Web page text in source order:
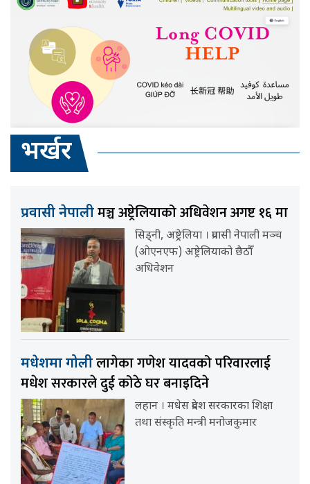
भर्खर
प्रवासी नेपालीमञ्च अष्ट्रेलियाको अधिवेशन अगष्ट १६ मा
सिड्नी, अष्ट्रेलिया । प्रवासी नेपाली मञ्च
(ओएनएफ) अष्ट्रेलियाको छैठौँ
अधिवेशन
मधेशमा गोलीलागेका गणेश यादवको परिवारलाई
मधेश सरकारले दुई कोठे घर बनाइदिने
लहान । मधेस प्रदेश सरकारका शिक्षा
तथा संस्कृति मन्त्री मनोजकुमार